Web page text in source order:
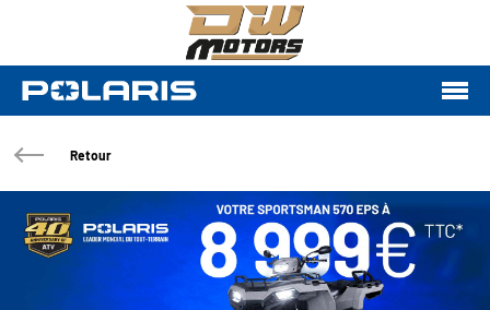
Retour